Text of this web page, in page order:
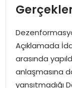
Açıklamada
arasında
anlaşmasına
yansıtmadığı